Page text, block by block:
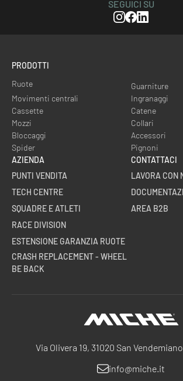
SEGUICI SU
Instagram
Facebook
Linkedin
Via Olivera 19, 31020 San
info@miche.it
PRODOTTI
Ruote
Guarniture
Movimenti centrali
Ingranaggi
Cassette
Catene
Mozzi
Collari
Bloccaggi
Accessori
Spider
Pignoni
AZIENDA
PUNTI VENDITA
TECH CENTRE
SQUADRE E ATLETI
RACE DIVISION
ESTENSIONE GARANZIA RUOTE
CRASH REPLACEMENT - WHEEL
BE BACK
CONTATTACI
LAVORA CON
AREA B2B